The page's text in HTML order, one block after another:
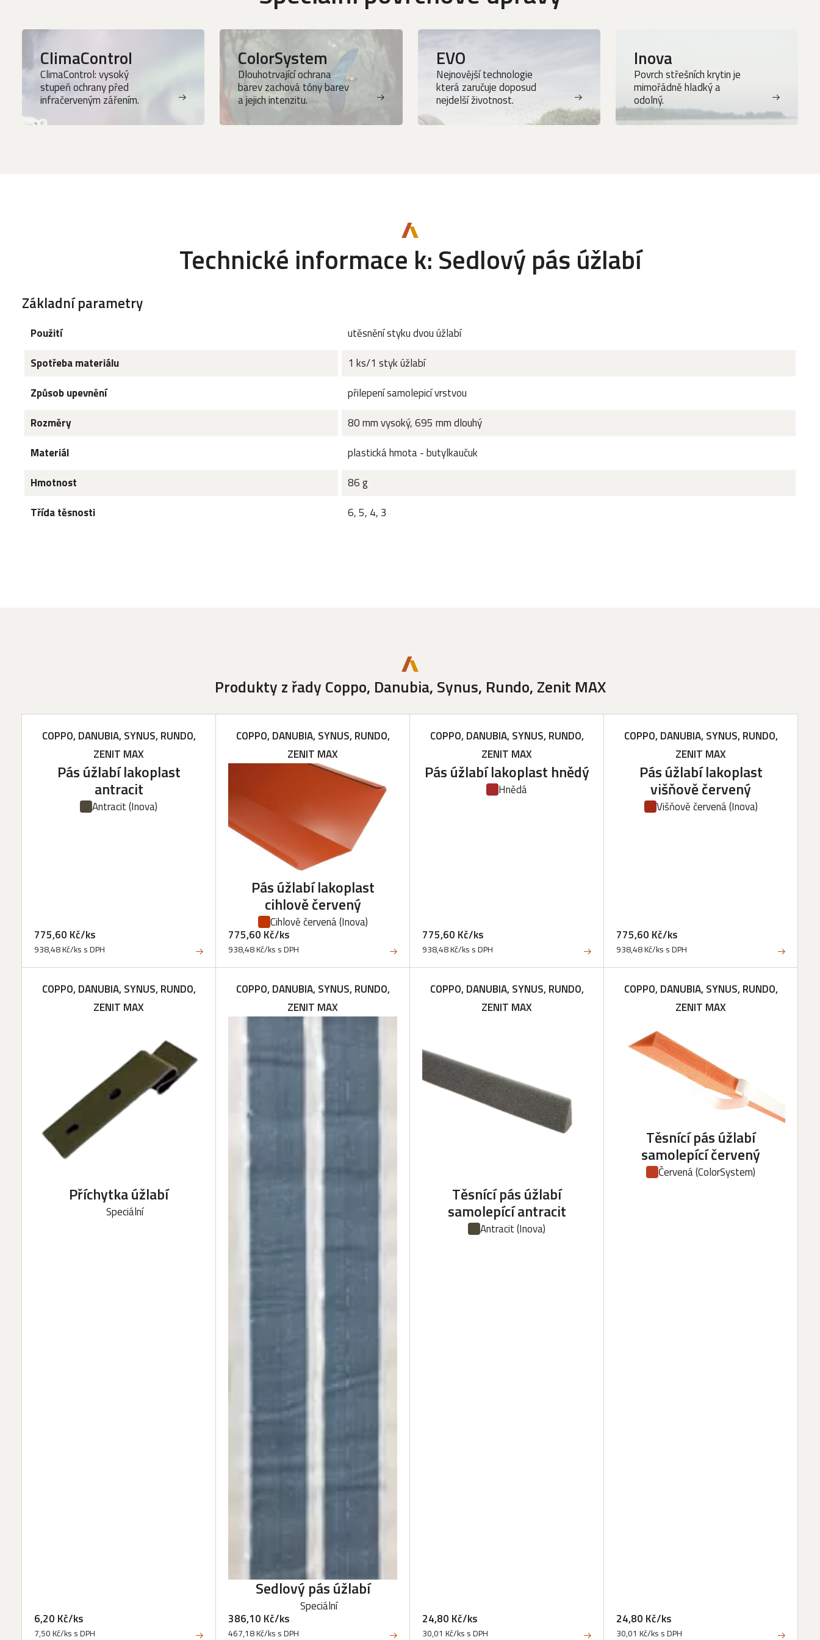
ClimaControl
ClimaControl: vysoký
stupeň ochrany před
infračerveným zářením.
ColorSystem
Dlouhotrvající ochrana
barev zachová tóny barev
a jejich intenzitu.
EVO
Nejnovější technologie
která zaručuje doposud
nejdelší životnost.
Inova
Povrch střešních krytin je
mimořádně hladký a
odolný.
Technické informace k: Sedlový pás úžlabí
Základní parametry
Použití
utěsnění styku dvou úžlabí
Spotřeba materiálu
1 ks/1 styk úžlabí
Způsob upevnění
přilepení samolepicí vrstvou
Rozměry
80 mm vysoký, 695 mm dlouhý
Materiál
plastická hmota - butylkaučuk
Hmotnost
86 g
Třída těsnosti
6, 5, 4, 3
Produkty z řady Coppo, Danubia, Synus, Rundo, Zenit MAX
COPPO, DANUBIA, SYNUS, RUNDO,
ZENIT MAX
Pás úžlabí lakoplast
antracit
Antracit(Inova)
775,60 Kč/ks
938,48 Kč/ks s DPH
COPPO, DANUBIA, SYNUS, RUNDO,
ZENIT MAX
Pás úžlabí lakoplast
cihlově červený
Cihlově červená(Inova)
775,60 Kč/ks
938,48 Kč/ks s DPH
COPPO, DANUBIA, SYNUS, RUNDO,
ZENIT MAX
Pás úžlabí lakoplast hnědý
Hnědá
775,60 Kč/ks
938,48 Kč/ks s DPH
COPPO, DANUBIA, SYNUS, RUNDO,
ZENIT MAX
Pás úžlabí lakoplast
višňově červený
Višňově červená(Inova)
775,60 Kč/ks
938,48 Kč/ks s DPH
COPPO, DANUBIA, SYNUS, RUNDO,
ZENIT MAX
Příchytka úžlabí
Speciální
6,20 Kč/ks
7,50 Kč/ks s DPH
COPPO, DANUBIA, SYNUS, RUNDO,
ZENIT MAX
Sedlový pás úžlabí
Speciální
386,10 Kč/ks
467,18 Kč/ks s DPH
COPPO, DANUBIA, SYNUS, RUNDO,
ZENIT MAX
Těsnící pás úžlabí
samolepící antracit
Antracit(Inova)
24,80 Kč/ks
30,01 Kč/ks s DPH
COPPO, DANUBIA, SYNUS, RUNDO,
ZENIT MAX
Těsnící pás úžlabí
samolepící červený
Červená(ColorSystem)
24,80 Kč/ks
30,01 Kč/ks s DPH